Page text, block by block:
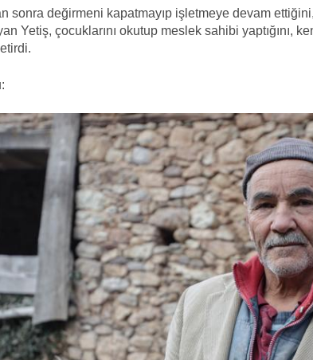
sonra değirmeni kapatmayıp işletmeye devam
Yetiş, çocuklarını okutup meslek sahibi yaptığını,